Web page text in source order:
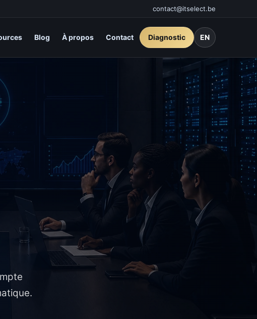
contact@itselect.be
Blog À propos Contact Diagnostic EN